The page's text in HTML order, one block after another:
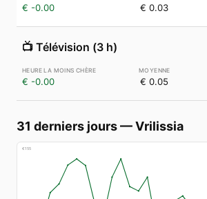
€ -0.00 € 0.03
📺 Télévision (3 h)
€ -0.00 € 0.05
31 derniers jours—Vrilissia
€155